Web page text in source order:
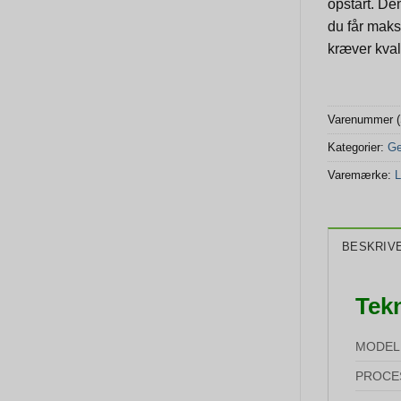
opstart.
du får
kræver
Varenummer
Kategorier:
Varemærke: